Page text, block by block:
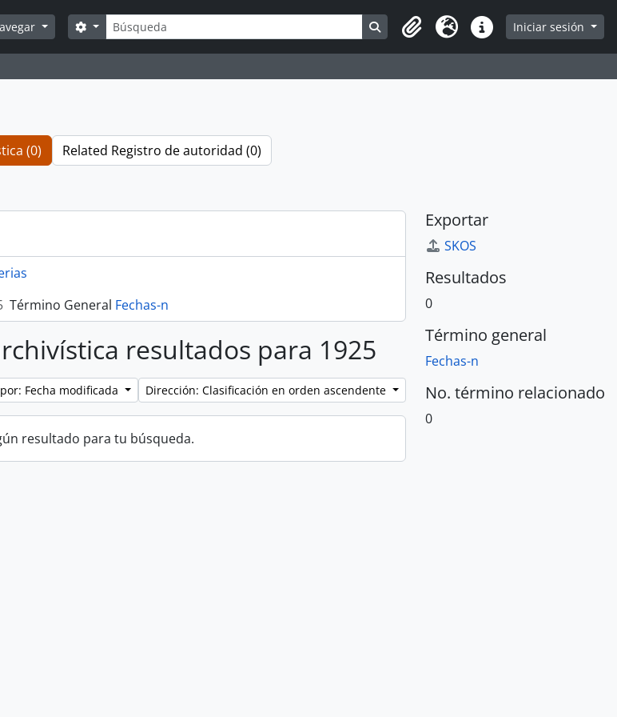
Búsqueda
Search options Search in browse page
Portapapeles
Idioma Enlaces rápidos
Iniciar sesión
(0) Related Registro de autoridad (0)
Término General Fechas-n
resultados para 1925
Fecha modificada Dirección: Clasificación en orden ascendente
resultado para tu búsqueda.
Exportar
SKOS
Resultados
0
Término general
Fechas-n
No. término relacionado
0